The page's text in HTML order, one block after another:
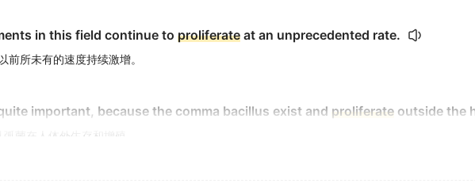
in this field continue to proliferate at an unprecedented rate.
所未有的速度持续激增。
important, because the comma bacillus exist and proliferate outside the
菌在人体外生存和增殖.